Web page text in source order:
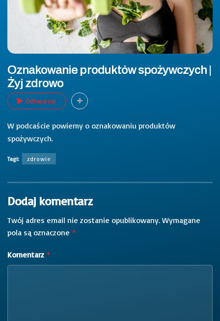
Oznakowanie produktów spożywczych |
Żyj zdrowo
Odtwarzaj
W podcaście powiemy o oznakowaniu produktów
spożywczych.
Tagi: zdrowie
Dodaj komentarz
Twój adres email nie zostanie opublikowany. Wymagane
pola są oznaczone *
Komentarz *